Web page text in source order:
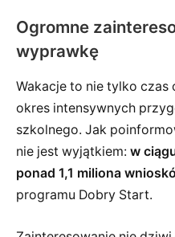
Ogromne
wyprawkę
Wakacje to nie tylko
okres intensywnych
szkolnego. Jak
nie jest wyjątkiem: w
ponad 1,1 miliona
programu Dobry Start.